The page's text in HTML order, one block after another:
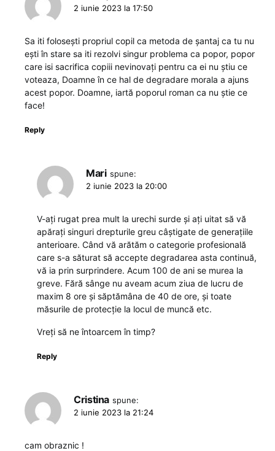
2 iunie 2023 la 17:50
Sa iti folosești propriul copil ca metoda de șantaj ca tu nu
ești în stare sa iti rezolvi singur problema ca popor, popor
care isi sacrifica copiii nevinovați pentru ca ei nu știu ce
voteaza, Doamne în ce hal de degradare morala a ajuns
acest popor. Doamne, iartă poporul roman ca nu știe ce
face!
Reply
Mari spune:
2 iunie 2023 la 20:00
V-ați rugat prea mult la urechi surde și ați uitat să vă
apărați singuri drepturile greu câștigate de generațiile
anterioare. Când vă arătăm o categorie profesională
care s-a săturat să accepte degradarea asta continuă,
vă ia prin surprindere. Acum 100 de ani se murea la
greve. Fără sânge nu aveam acum ziua de lucru de
maxim 8 ore și săptămâna de 40 de ore, și toate
măsurile de protecție la locul de muncă etc.
Vreți să ne întoarcem în timp?
Reply
Cristina spune:
2 iunie 2023 la 21:24
cam obraznic !